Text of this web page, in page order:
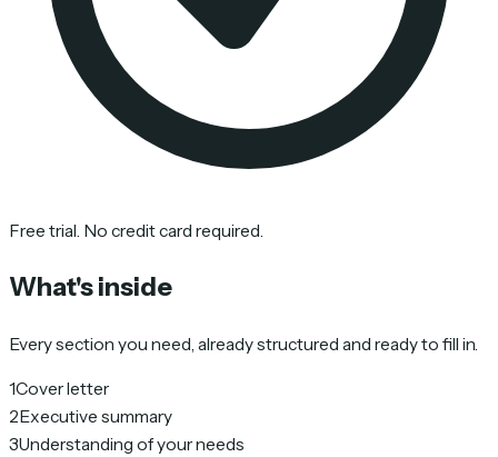
Free trial. No credit card required.
What's inside
Every section you need, already structured and ready to fill in.
1Cover letter
2Executive summary
3Understanding of your needs